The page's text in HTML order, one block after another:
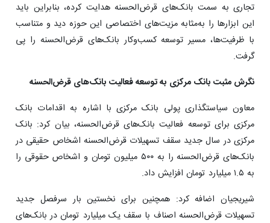
تجاری به سمت بانک‌های قرض‌الحسنه هدایت کرده، بنابراین باید
این ابزارها را به‌مثابه مزیت‌های اختصاصی این حوزه دید و متناسب
با ظرفیت‌ها، مسیر توسعه کسب‌وکار بانک‌های قرض‌الحسنه را پی
گرفت.
نگرش مثبت بانک مرکزی به توسعه فعالیت بانک‌های قرض‌الحسنه
معاون سیاستگذاری پولی بانک مرکزی با اشاره به اقدامات بانک
مرکزی برای توسعه فعالیت بانک‌های قرض‌الحسنه، بیان کرد: بانک
مرکزی در سال جدید سقف تسهیلات قرض‌الحسنه اشخاص حقیقی در
بانک‌های قرض‌الحسنه را به ۵۰۰ میلیون تومان و اشخاص حقوقی را
به ۱.۵ میلیارد تومان افزایش داد.
شیریجیان اضافه کرد: همچنین برای نخستین بار سرفصل جدید
تسهیلات قرض‌الحسنه اصناف با سقف یک میلیارد تومان در بانک‌های